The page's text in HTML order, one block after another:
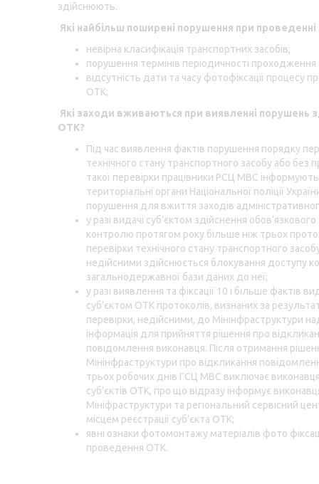
здійснюють.
Які найбільш поширені порушення при
невірна класифікація транспортних засобів;
порушення термінів періодичності
відсутність дати та часу фотофіксації процесу
ОТК;
Які заходи вживаються при виявленні порушень
ОТК?
Під час виявлення фактів порушення порядку
технічного стану транспортного засобу або без
такої перевірки працівники РСЦ МВС інформують
територіальні органи Національної поліції
порушення для вжиття заходів
у разі видачі суб’єктом здійснення обов’язкового
контролю протягом року більше ніж трьох
перевірки технічного стану транспортного
недійсними здійснюється блокування доступу
загальнодержавної бази даних до неї;
у разі виявлення та фіксації 10 і більше фактів
суб’єктом ОТК протоколів, визнаних за
перевірки, недійсними, до Мінінфраструктури
інформація для прийняття рішення про
повідомлення виконавця. Після отримання
Мінінфраструктури про відкликання
трьох робочих днів ГСЦ МВС виключає
суб’єктів ОТК, про що відразу інформує
Мініфраструктури та регіональний сервісний
місцем реєстрації суб’єкта ОТК;
явні ознаки фотомонтажу матеріалів фото
проведення ОТК.